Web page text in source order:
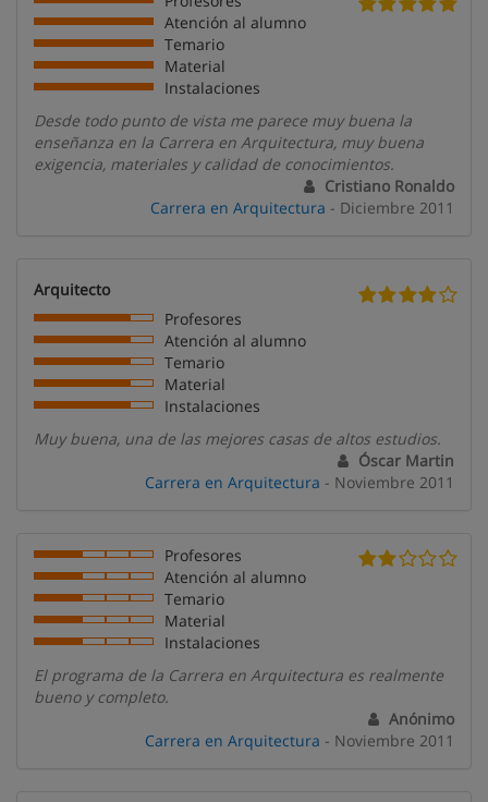
Atención al alumno
Temario
Material
Instalaciones
Desde todo punto de vista me parece muy buena la
enseñanza en la Carrera en Arquitectura, muy buena
exigencia, materiales y calidad de conocimientos.
Cristiano Ronaldo
Carrera en Arquitectura - Diciembre 2011
Arquitecto
Profesores
Atención al alumno
Temario
Material
Instalaciones
Muy buena, una de las mejores casas de altos estudios.
Óscar Martin
Carrera en Arquitectura - Noviembre 2011
Profesores
Atención al alumno
Temario
Material
Instalaciones
El programa de la Carrera en Arquitectura es realmente
bueno y completo.
Anónimo
Carrera en Arquitectura - Noviembre 2011